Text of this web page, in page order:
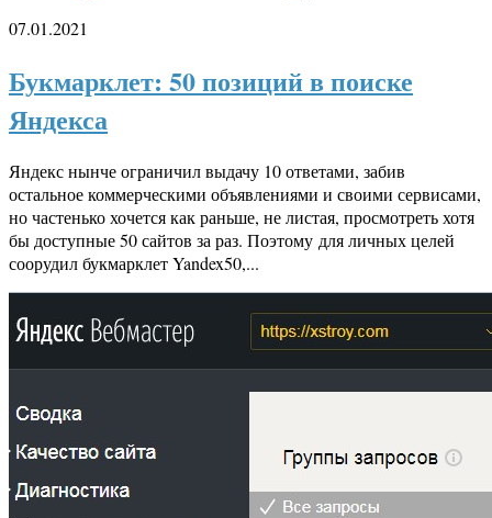
07.01.2021
Букмарклет: 50 позиций в поиске
Яндекса
Яндекс нынче ограничил выдачу 10 ответами, забив
остальное коммерческими объявлениями и своими сервисами,
но частенько хочется как раньше, не листая, просмотреть хотя
бы доступные 50 сайтов за раз. Поэтому для личных целей
соорудил букмарклет Yandex50,...